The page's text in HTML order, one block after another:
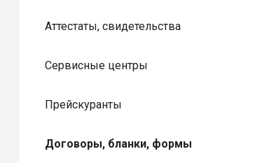
Аттестаты, свидетельства
Сервисные центры
Прейскуранты
Договоры, бланки, формы